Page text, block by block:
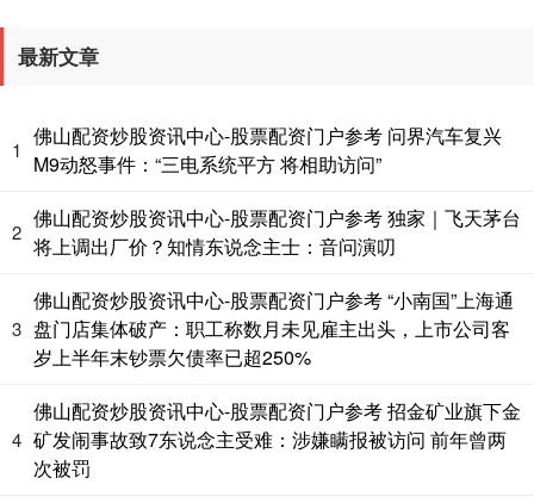
最新文章
1
佛山配资炒股资讯中心-股票配资门户参考 问界汽车复兴
M9动怒事件：“三电系统平方 将相助访问”
2
佛山配资炒股资讯中心-股票配资门户参考 独家｜飞天茅台
将上调出厂价？知情东说念主士：音问演叨
3
佛山配资炒股资讯中心-股票配资门户参考 “小南国”上海通
盘门店集体破产：职工称数月未见雇主出头，上市公司客
岁上半年末钞票欠债率已超250%
4
佛山配资炒股资讯中心-股票配资门户参考 招金矿业旗下金
矿发闹事故致7东说念主受难：涉嫌瞒报被访问 前年曾两
次被罚